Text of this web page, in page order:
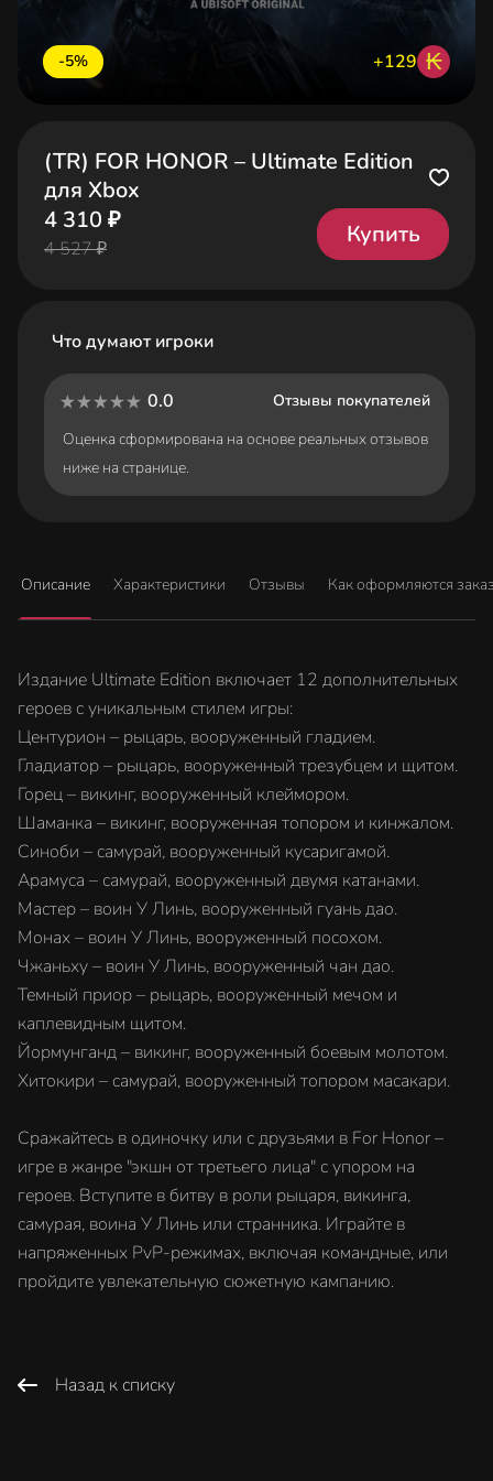
-5% +129 ₭
(TR) FOR HONOR – Ultimate Edition
для Xbox
4 310 ₽
4 527 ₽
Купить
Что думают игроки
0.0
Отзывы покупателей
Оценка сформирована на основе реальных отзывов
ниже на странице.
Описание Характеристики Отзывы Как оформляются
Издание Ultimate Edition включает 12 дополнительных
героев с уникальным стилем игры:
Центурион – рыцарь, вооруженный гладием.
Гладиатор – рыцарь, вооруженный трезубцем и щитом.
Горец – викинг, вооруженный клеймором.
Шаманка – викинг, вооруженная топором и кинжалом.
Синоби – самурай, вооруженный кусаригамой.
Арамуса – самурай, вооруженный двумя катанами.
Мастер – воин У Линь, вооруженный гуань дао.
Монах – воин У Линь, вооруженный посохом.
Чжаньху – воин У Линь, вооруженный чан дао.
Темный приор – рыцарь, вооруженный мечом и
каплевидным щитом.
Йормунганд – викинг, вооруженный боевым молотом.
Хитокири – самурай, вооруженный топором масакари.
Сражайтесь в одиночку или с друзьями в For Honor –
игре в жанре "экшн от третьего лица" с упором на
героев. Вступите в битву в роли рыцаря, викинга,
самурая, воина У Линь или странника. Играйте в
напряженных PvP-режимах, включая командные, или
пройдите увлекательную сюжетную кампанию.
Назад к списку